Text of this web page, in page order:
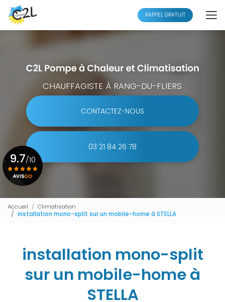
Aller
au
contenu
principal
RAPPEL GRATUIT
CHAUFFAGISTE À RANG-DU-FLIERS
CONTACTEZ-NOUS
03 21 84 26 78
9.7/10
Accueil
Climatisation
installation mono-split sur un mobile-home à STELLA
installation mono-split
sur un mobile-home à
STELLA